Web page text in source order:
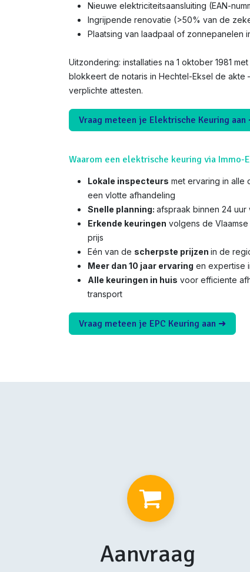
Nieuwe elektriciteitsaansluiting (EAN-
Ingrijpende renovatie (>50% van de
Plaatsing van laadpaal of zonnepanelen
Uitzondering: installaties na 1 oktober 1981
blokkeert de notaris in Hechtel-Eksel de akte
verplichte attesten.
Vraag meteen je Elektrische Keuring aan
Waarom een elektrische keuring via Immo-
Lokale inspecteurs met ervaring in alle
een vlotte afhandeling
Snelle planning: afspraak binnen 24
Erkende keuringen volgens de
prijs
Eén van de scherpste prijzen in de
Meer dan 10 jaar ervaring en expertise
Alle keuringen in huis voor efficiente
transport
Vraag meteen je EPC Keuring aan ➜
Aanvraag